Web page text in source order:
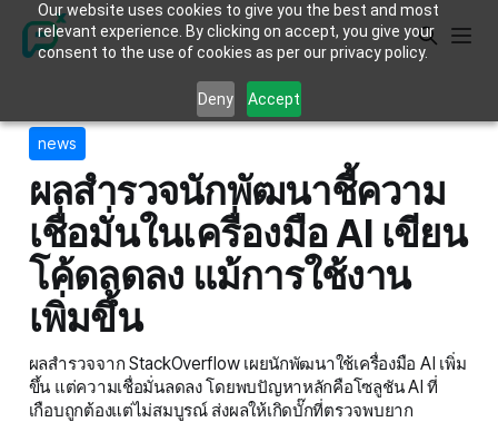
Our website uses cookies to give you the best and most
relevant experience. By clicking on accept, you give your
consent to the use of cookies as per our privacy policy.
Deny Accept
news
ผลสำรวจนักพัฒนาชี้ความ
เชื่อมั่นในเครื่องมือ AI เขียน
โค้ดลดลง แม้การใช้งาน
เพิ่มขึ้น
ผลสำรวจจาก StackOverflow เผยนักพัฒนาใช้เครื่องมือ AI เพิ่ม
ขึ้น แต่ความเชื่อมั่นลดลง โดยพบปัญหาหลักคือโซลูชัน AI ที่
เกือบถูกต้องแต่ไม่สมบูรณ์ ส่งผลให้เกิดบั๊กที่ตรวจพบยาก